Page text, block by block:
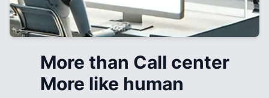
More than Call center
More like human